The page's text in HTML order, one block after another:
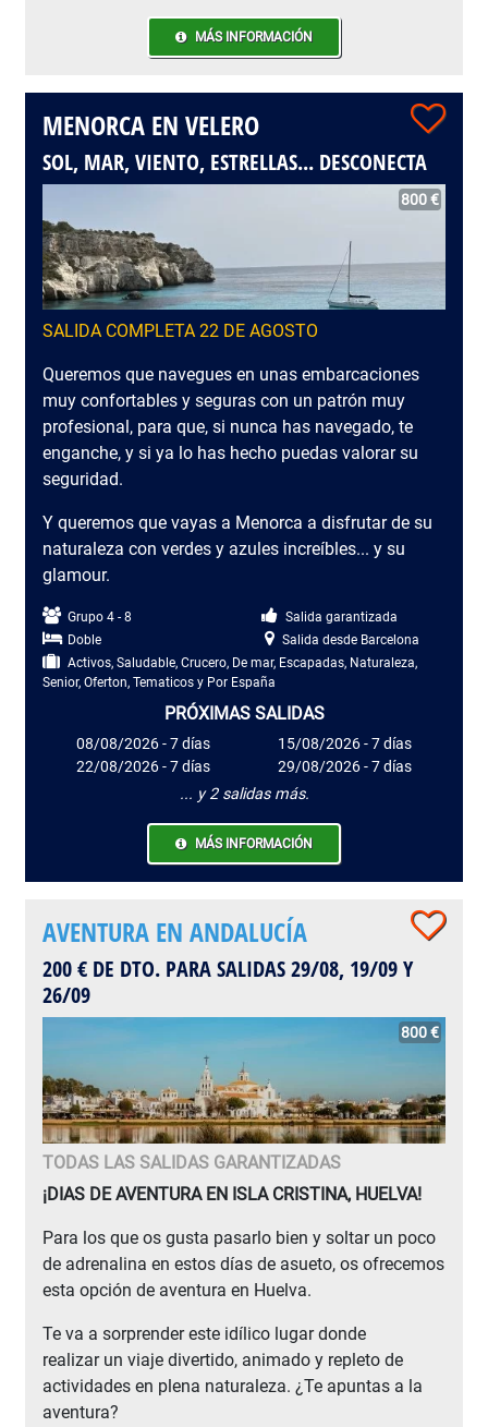
MÁS INFORMACIÓN
MENORCA EN VELERO
SOL, MAR, VIENTO, ESTRELLAS... DESCONECTA
800 €
SALIDA COMPLETA 22 DE AGOSTO
Queremos que navegues en unas embarcaciones
muy confortables y seguras con un patrón muy
profesional, para que, si nunca has navegado, te
enganche, y si ya lo has hecho puedas valorar su
seguridad.
Y queremos que vayas a Menorca a disfrutar de su
naturaleza con verdes y azules increíbles... y su
glamour.
Grupo 4 - 8
Salida garantizada
Doble
Salida desde Barcelona
Activos, Saludable, Crucero, De mar, Escapadas, Naturaleza,
Senior, Oferton, Tematicos y Por España
PRÓXIMAS SALIDAS
08/08/2026 - 7 días
15/08/2026 - 7 días
22/08/2026 - 7 días
29/08/2026 - 7 días
... y 2 salidas más.
MÁS INFORMACIÓN
AVENTURA EN ANDALUCÍA
200 € DE DTO. PARA SALIDAS 29/08, 19/09 Y
26/09
800 €
TODAS LAS SALIDAS GARANTIZADAS
¡DIAS DE AVENTURA EN ISLA CRISTINA, HUELVA!
Para los que os gusta pasarlo bien y soltar un poco
de adrenalina en estos días de asueto, os ofrecemos
esta opción de aventura en Huelva.
Te va a sorprender este idílico lugar donde
realizar un viaje divertido, animado y repleto de
actividades en plena naturaleza. ¿Te apuntas a la
aventura?